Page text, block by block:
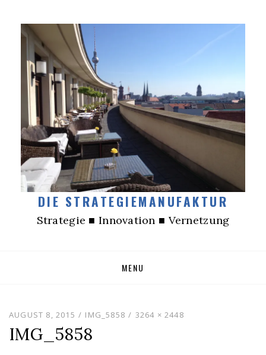
DIE STRATEGIEMANUFAKTUR
Strategie ■ Innovation ■ Vernetzung
MENU
AUGUST 8, 2015 IMG_5858 3264 × 2448
IMG_5858